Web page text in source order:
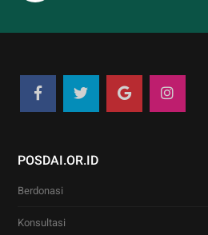
POSDAI.OR.ID
Berdonasi
Konsultasi